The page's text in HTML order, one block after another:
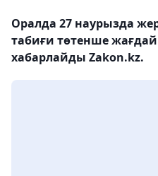
Оралда 27 наурызда
табиғи төтенше
хабарлайды Zakon.kz.